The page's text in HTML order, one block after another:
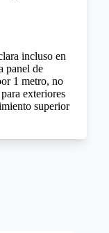
incluso en
panel de
1 metro, no
exteriores
superior